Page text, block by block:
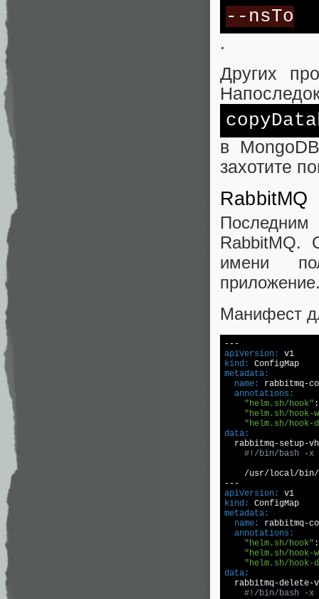
--nsTo
.
Других
в
захотите
RabbitMQ
Последним
RabbitMQ.
имени
Манифест
apiVersion:
kind:
metadata:
  name:
  annotations:
"helm.sh/hook"
"helm.sh/hook-
"helm.sh/
data:
rabbitmq-setup-
#!/bin/bash -x
/usr/ local/bin/
apiVersion:
kind:
metadata:
  name:
  annotations:
"helm.sh/hook"
"helm.sh/hook-
"helm.sh/
data:
rabbitmq-delete-
#!/bin/bash -x